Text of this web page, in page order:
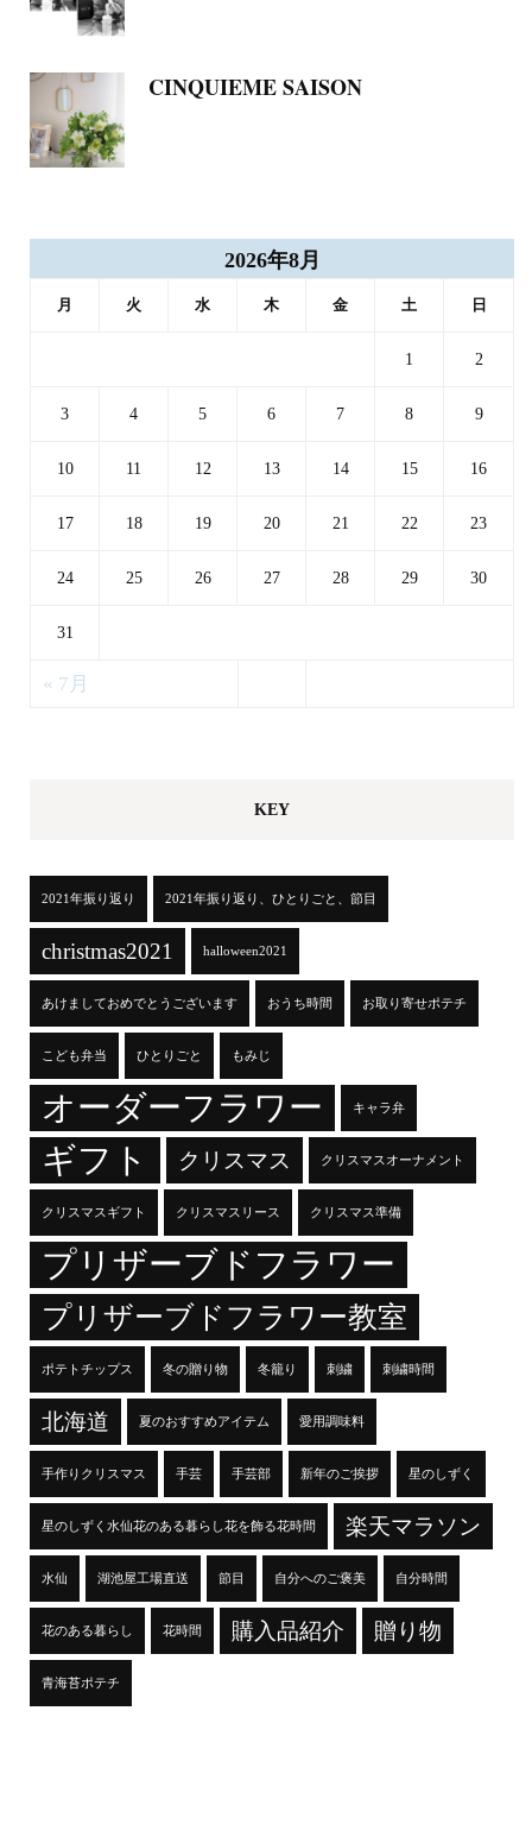
CINQUIEME SAISON
2026年8月
月 火 水 木 金 土 日
1 2
3 4 5 6 7 8 9
10 11 12 13 14 15 16
17 18 19 20 21 22 23
24 25 26 27 28 29 30
31
« 7月
KEY
2021年振り返り 2021年振り返り、ひとりごと、節目
christmas2021 halloween2021
あけましておめでとうございます おうち時間 お取り寄せポテチ
こども弁当 ひとりごと もみじ
オーダーフラワー キャラ弁
ギフト クリスマス クリスマスオーナメント
クリスマスギフト クリスマスリース クリスマス準備
プリザーブドフラワー
プリザーブドフラワー教室
ポテトチップス 冬の贈り物 冬籠り 刺繍 刺繍時間
北海道 夏のおすすめアイテム 愛用調味料
手作りクリスマス 手芸 手芸部 新年のご挨拶 星のしずく
星のしずく水仙花のある暮らし花を飾る花時間 楽天マラソン
水仙 湖池屋工場直送 節目 自分へのご褒美 自分時間
花のある暮らし 花時間 購入品紹介 贈り物
青海苔ポテチ